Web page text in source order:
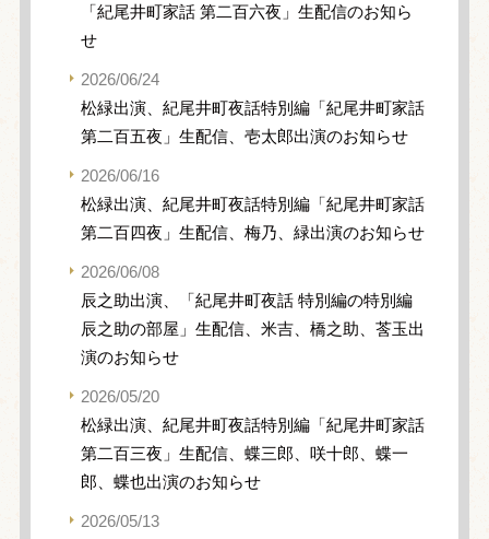
「紀尾井町家話 第二百六夜」生配信のお知ら
せ
2026/06/24
松緑出演、紀尾井町夜話特別編「紀尾井町家話
第二百五夜」生配信、壱太郎出演のお知らせ
2026/06/16
松緑出演、紀尾井町夜話特別編「紀尾井町家話
第二百四夜」生配信、梅乃、緑出演のお知らせ
2026/06/08
辰之助出演、「紀尾井町夜話 特別編の特別編
辰之助の部屋」生配信、米吉、橋之助、莟玉出
演のお知らせ
2026/05/20
松緑出演、紀尾井町夜話特別編「紀尾井町家話
第二百三夜」生配信、蝶三郎、咲十郎、蝶一
郎、蝶也出演のお知らせ
2026/05/13